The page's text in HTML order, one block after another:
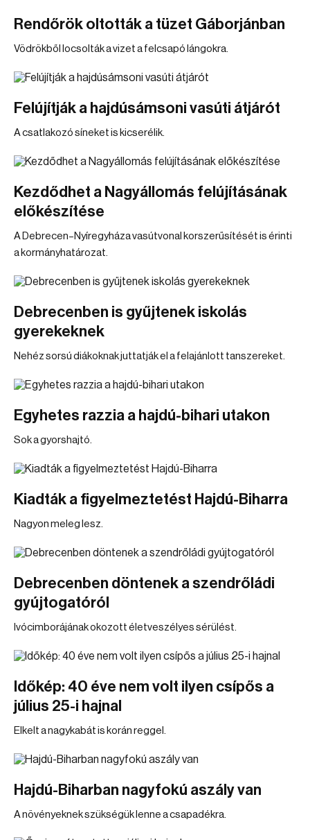
Rendőrök oltották a tüzet Gáborjánban
Vödrökből locsolták a vizet a felcsapó lángokra.
Felújítják a hajdúsámsoni vasúti átjárót
A csatlakozó síneket is kicserélik.
Kezdődhet a Nagyállomás felújításának
előkészítése
A Debrecen–Nyíregyháza vasútvonal korszerűsítését is érinti
a kormányhatározat.
Debrecenben is gyűjtenek iskolás
gyerekeknek
Nehéz sorsú diákoknak juttatják el a felajánlott tanszereket.
Egyhetes razzia a hajdú-bihari utakon
Sok a gyorshajtó.
Kiadták a figyelmeztetést Hajdú-Biharra
Nagyon meleg lesz.
Debrecenben döntenek a szendrőládi
gyújtogatóról
Ivócimborájának okozott életveszélyes sérülést.
Időkép: 40 éve nem volt ilyen csípős a
július 25-i hajnal
Elkelt a nagykabát is korán reggel.
Hajdú-Biharban nagyfokú aszály van
A növényeknek szükségük lenne a csapadékra.